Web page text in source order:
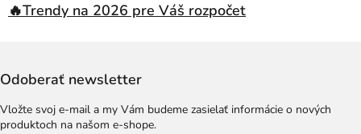
🔥Trendy na 2026 pre Váš rozpočet
Odoberať newsletter
Vložte svoj e-mail a my Vám budeme zasielať informácie o nových
produktoch na našom e-shope.